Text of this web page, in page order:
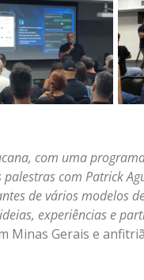
com uma
palestras com Patrick
de vários modelos
experiências e
Minas Gerais e